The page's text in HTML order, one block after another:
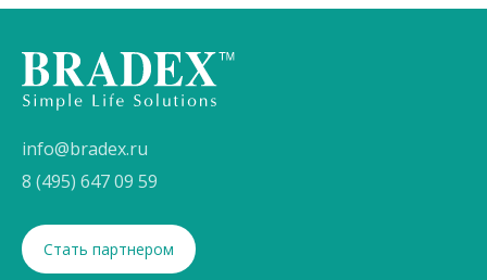
info@bradex.ru
8 (495) 647 09 59
Стать партнером